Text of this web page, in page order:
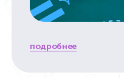
подробнее